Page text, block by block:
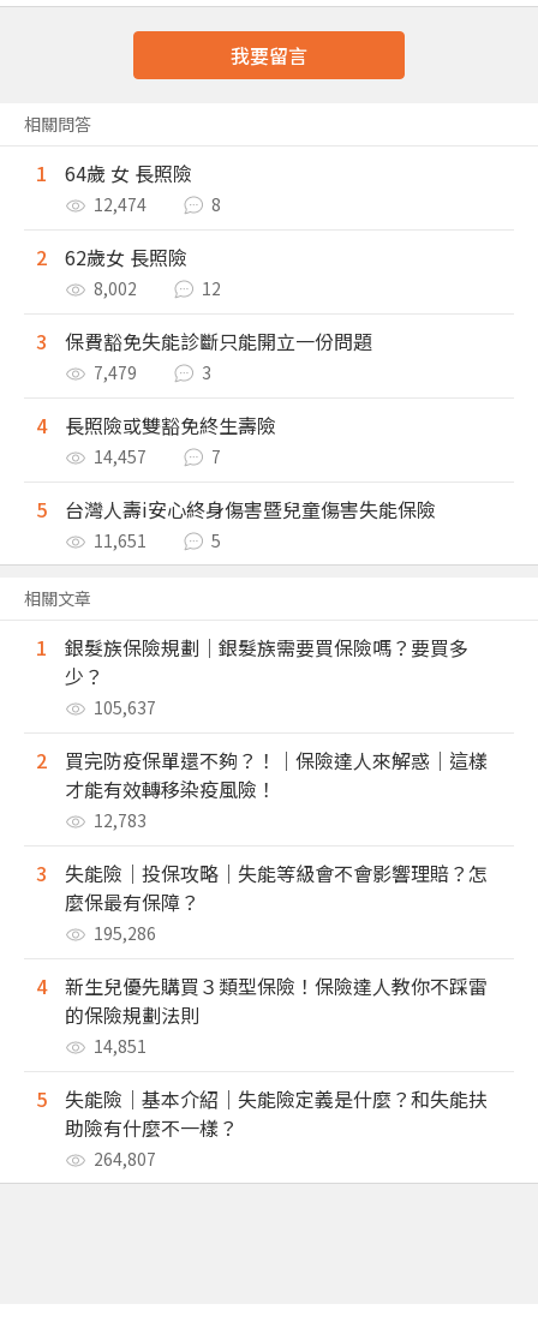
我要留言
相關問答
1 64歲 女 長照險
12,474 8
2 62歲女 長照險
8,002 12
3 保費豁免失能診斷只能開立一份問題
7,479 3
4 長照險或雙豁免終生壽險
14,457 7
5 台灣人壽i安心終身傷害暨兒童傷害失能保險
11,651 5
相關文章
1
銀髮族保險規劃｜銀髮族需要買保險嗎？要買多
少？
105,637
2
買完防疫保單還不夠？！｜保險達人來解惑｜這樣
才能有效轉移染疫風險！
12,783
3
失能險｜投保攻略｜失能等級會不會影響理賠？怎
麼保最有保障？
195,286
4
新生兒優先購買３類型保險！保險達人教你不踩雷
的保險規劃法則
14,851
5
失能險｜基本介紹｜失能險定義是什麼？和失能扶
助險有什麼不一樣？
264,807